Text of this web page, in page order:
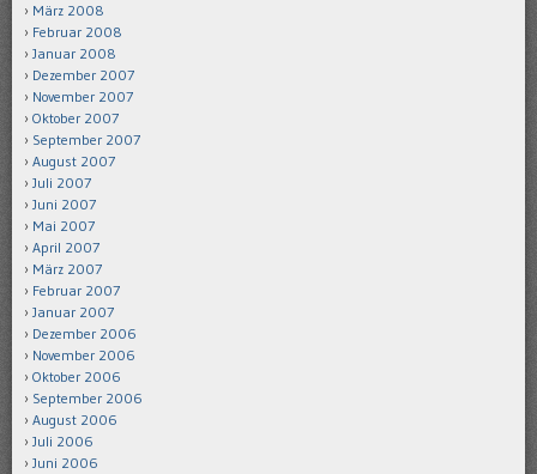
März 2008
Februar 2008
Januar 2008
Dezember 2007
November 2007
Oktober 2007
September 2007
August 2007
Juli 2007
Juni 2007
Mai 2007
April 2007
März 2007
Februar 2007
Januar 2007
Dezember 2006
November 2006
Oktober 2006
September 2006
August 2006
Juli 2006
Juni 2006